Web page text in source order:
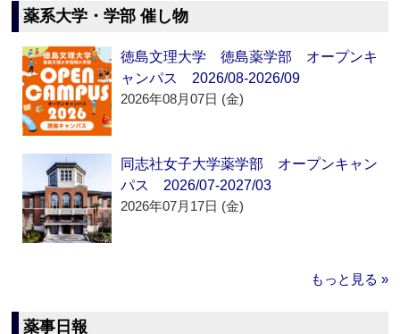
薬系大学・学部 催し物
徳島文理大学 徳島薬学部 オープンキ
ャンパス 2026/08-2026/09
2026年08月07日 (金)
同志社女子大学薬学部 オープンキャン
パス 2026/07-2027/03
2026年07月17日 (金)
もっと見る »
薬事日報